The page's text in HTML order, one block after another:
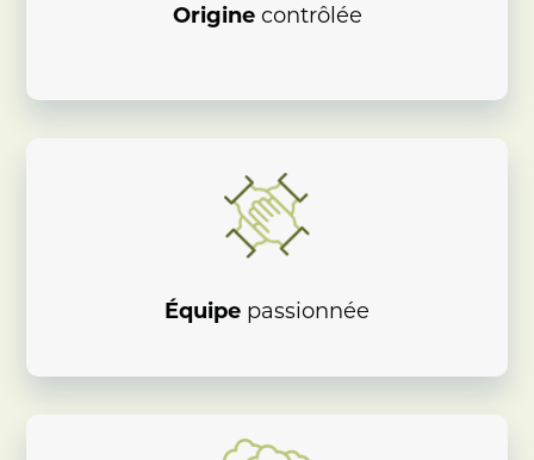
Originecontrôlée
Équipe passionnée